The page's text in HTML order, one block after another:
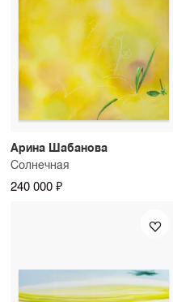
Арина Шабанова
Солнечная
240 000 ₽